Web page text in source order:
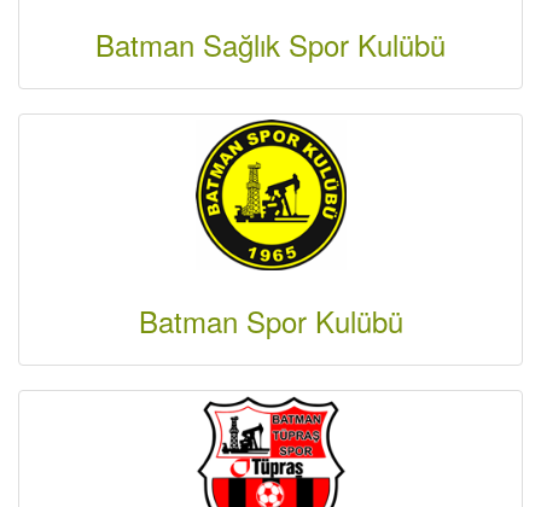
Batman Sağlık Spor Kulübü
Batman Spor Kulübü